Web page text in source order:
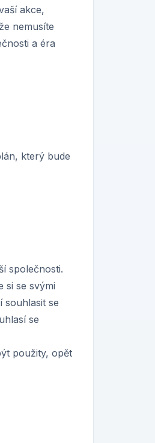
akce,
nemusíte
a éra
který bude
společnosti.
si se svými
souhlasit se
se
použity, opět